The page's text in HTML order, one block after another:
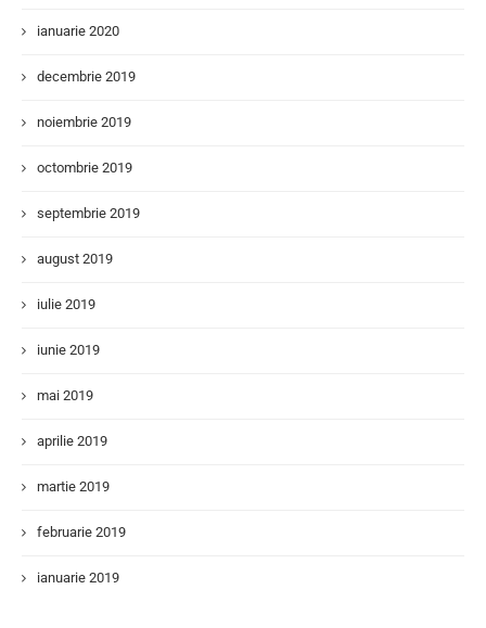
ianuarie 2020
decembrie 2019
noiembrie 2019
octombrie 2019
septembrie 2019
august 2019
iulie 2019
iunie 2019
mai 2019
aprilie 2019
martie 2019
februarie 2019
ianuarie 2019